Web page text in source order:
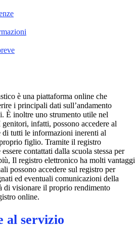
è una piattaforma online che
i principali dati sull’andamento
È inoltre uno strumento utile nel
infatti, possono accedere al
di tutti le informazioni inerenti al
figlio. Tramite il registro
contattati dalla scuola stessa per
Il registro elettronico ha molti vantaggi
possono accedere sul registro per
ed eventuali comunicazioni della
di visionare il proprio rendimento
online.
al servizio